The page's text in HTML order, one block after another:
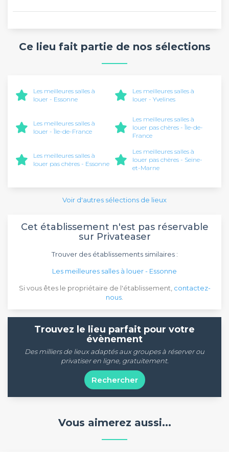
Ce lieu fait partie de nos sélections
Les meilleures salles à
louer - Essonne
Les meilleures salles à
louer - Yvelines
Les meilleures salles à
louer - Île-de-France
Les meilleures salles à
louer pas chères - Île-de-
France
Les meilleures salles à
louer pas chères - Essonne
Les meilleures salles à
louer pas chères - Seine-
et-Marne
Voir d'autres sélections de lieux
Cet établissement n'est pas réservable
sur Privateaser
Trouver des établissements similaires :
Les meilleures salles à louer - Essonne
Si vous êtes le propriétaire de l'établissement, contactez-
nous
Trouvez le lieu parfait pour votre
évènement
Des milliers de lieux adaptés aux groupes à réserver ou
privatiser en ligne, gratuitement.
Rechercher
Vous aimerez aussi...